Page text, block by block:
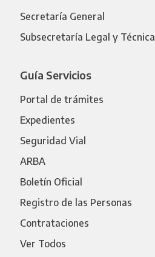
Secretaría General
Subsecretaría Legal y Técnica
Guía Servicios
Portal de trámites
Expedientes
Seguridad Vial
ARBA
Boletín Oficial
Registro de las Personas
Contrataciones
Ver Todos